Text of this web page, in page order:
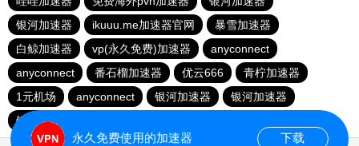
银河加速器
ikuuu.me加速器官网
暴雪加速器
白鲸加速器
vp(永久免费)加速器
anyconnect
anyconnect
番石榴加速器 优云666
青柠加速器
1元机场
anyconnect 银河加速器
银河加速器
银河加速器
永久免费使用的加速器 下载